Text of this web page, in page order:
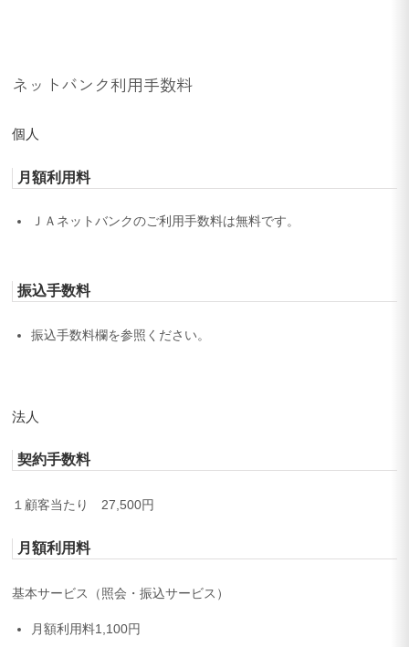
ネットバンク利用手数料
個人
月額利用料
ＪＡネットバンクのご利用手数料は無料です。
振込手数料
振込手数料欄を参照ください。
法人
契約手数料
１顧客当たり 27,500円
月額利用料
基本サービス（照会・振込サービス）
月額利用料1,100円